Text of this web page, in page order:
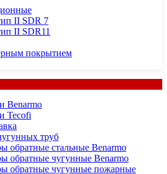
II SDR 7
II SDR11
покрытием
Benarmo
Tecofi
труб
обратные стальные Benarmo
обратные чугунные Benarmo
обратные чугунные пожарные